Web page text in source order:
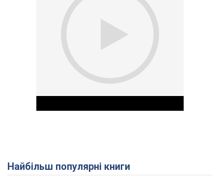
Play Video
Найбільш популярні книги